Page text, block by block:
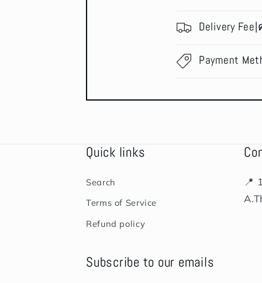
Delivery
Payment
Quick links
Search
Terms of Service
Refund policy
📍
Subscribe to our emails